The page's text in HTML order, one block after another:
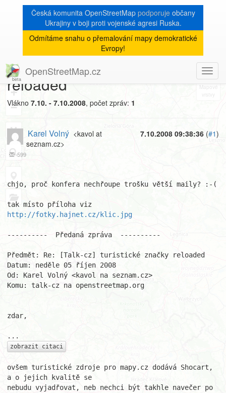
Česká komunita OpenStreetMap podporujeobčany
Ukrajiny v boji proti vojenské agresi Ruska.
Odmítáme snahu o přemalování mapy demokratické
Evropy!
OpenStreetMap.cz
8
+
−
« zpět na výpis měsíce
[Talk-cz]
Fwd: Re: turistické značky
reloaded
Vlákno 7.10. - 7.10.2008, počet zpráv: 1
7.10.2008 09:38:36 (#1)
Karel Volný <kavol at
seznam.cz>
599
chjo, proč konfera nechřoupe trošku větší maily? :-(
http://fotky.hajnet.cz/klic.jpg
----------  Předaná zpráva  ----------
Předmět: Re: [Talk-cz] turistické značky reloaded
Datum: neděle 05 říjen 2008
Od: Karel Volný <kavol na seznam.cz>
Komu: talk-cz na openstreetmap.org
zdar,
zobrazit citaci
ovšem turistické zdroje pro mapy.cz dodává Shocart,
a o jejich kvalitě se
nebudu vyjadřovat, neb nechci být takhle navečer po